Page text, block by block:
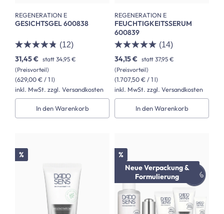
REGENERATION E
GESICHTSGEL 600838
(12)
(629,00 € / 1 l)
31,45 € statt 34,95 €
(Preisvorteil)
inkl. MwSt. zzgl. Versandkosten
In den Warenkorb
REGENERATION E
FEUCHTIGKEITSSERUM
600839
(14)
(1.707,50 € / 1 l)
34,15 € statt 37,95 €
(Preisvorteil)
inkl. MwSt. zzgl. Versandkosten
In den Warenkorb
Rabatt
% Rabatt
%
Neue Verpackung &
Formulierung